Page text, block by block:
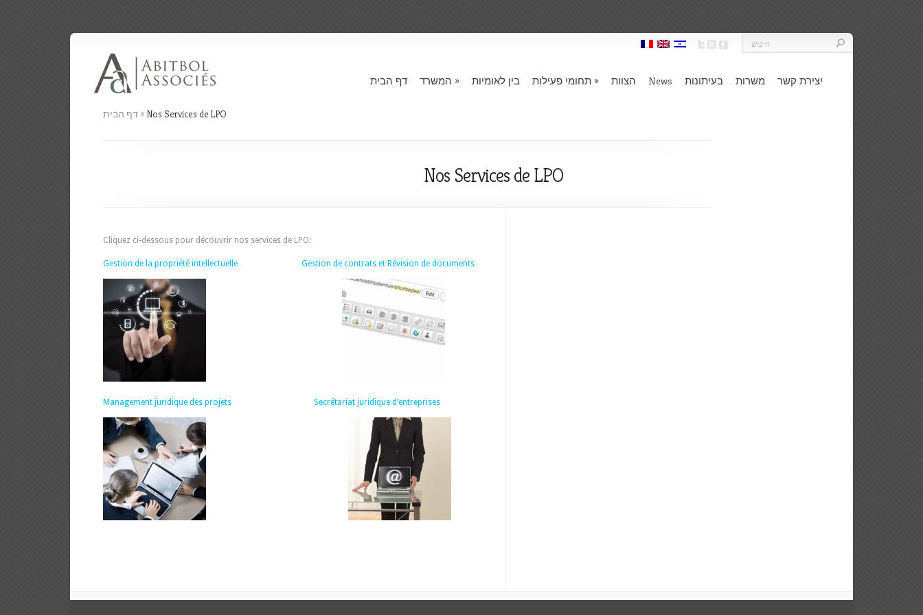
דף הבית המשרד בין לאומיות תחומי פעילות הצוות News בעיתונות משרות יצירת קשר
דף הבית » Nos Services de LPO
Nos Services de LPO
Cliquez ci-dessous pour découvrir nos services de LPO:
Gestion de la propriété intellectuelle Gestion de contrats et Révision de documents
Management juridique des projets Secrétariat juridique d’entreprises